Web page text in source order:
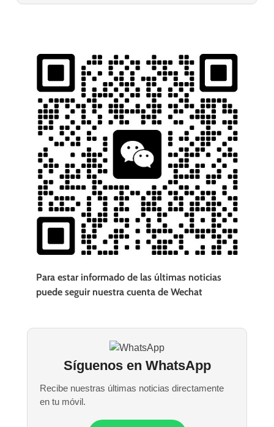
Para estar informado de las últimas noticias
puede seguir nuestra cuenta de Wechat
Síguenos en WhatsApp
Recibe nuestras últimas noticias directamente
en tu móvil.